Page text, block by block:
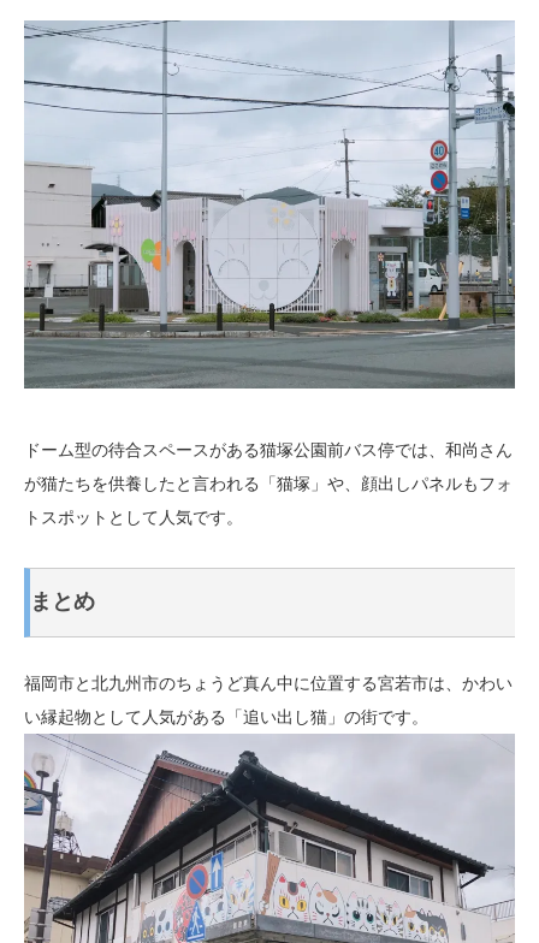
ドーム型の待合スペースがある猫塚公園前バス停では、和尚さん
が猫たちを供養したと言われる「猫塚」や、顔出しパネルもフォ
トスポットとして人気です。
まとめ
福岡市と北九州市のちょうど真ん中に位置する宮若市は、かわい
い縁起物として人気がある「追い出し猫」の街です。